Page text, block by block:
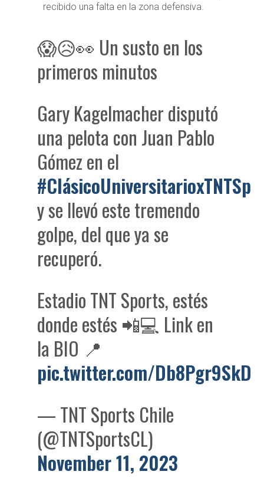
recibido una falta en la zona defensiva.
😱😥👀 Un susto en los
primeros minutos
Gary Kagelmacher disputó
una pelota con Juan Pablo
Gómez en el
y se llevó este tremendo
golpe, del que ya se
recuperó.
Estadio TNT Sports, estés
donde estés 📲💻 Link en
la BIO 📍
pic.twitter.com/Db8Pgr9SkD
— TNT Sports Chile
(@TNTSportsCL)
November 11, 2023